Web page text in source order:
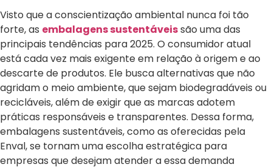
Visto que a conscientização ambiental nunca foi tão
forte, as embalagens sustentáveissão uma das
principais tendências para 2025. O consumidor atual
está cada vez mais exigente em relação à origem e ao
descarte de produtos. Ele busca alternativas que não
agridam o meio ambiente, que sejam biodegradáveis ou
recicláveis, além de exigir que as marcas adotem
práticas responsáveis e transparentes. Dessa forma,
embalagens sustentáveis, como as oferecidas pela
Enval, se tornam uma escolha estratégica para
empresas que desejam atender a essa demanda